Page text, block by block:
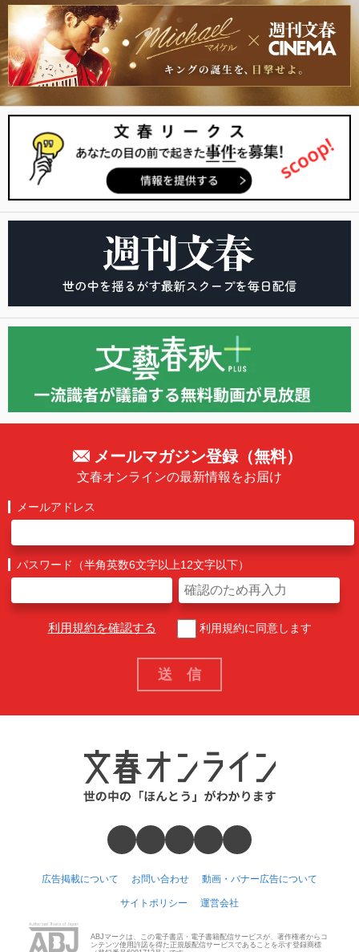
メールマガジン登録（無料）
文春オンラインの最新情報をお届け
メールアドレス
パスワード（半角英数6文字以上12文字以下）
利用規約を確認する 利用規約に同意します
広告掲載について お問い合わせ 動画・バナー広告について
サイトポリシー 運営会社
ABJマークは、この電子書店・電子書籍配信サービスが、著作権者からコ
ンテンツ使用許諾を得た正規版配信サービスであることを示す登録商標